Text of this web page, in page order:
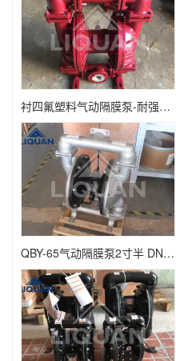
衬四氟塑料气动隔膜泵-耐强酸强碱
QBY-65气动隔膜泵2寸半 DN65 QBK-65